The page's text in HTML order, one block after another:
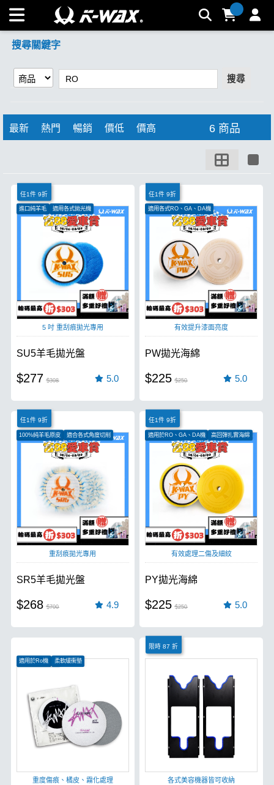
【RO】搜尋結果 | K-WAX台灣汽車美容材料
搜尋關鍵字
搜尋
最新 熱門 暢銷 價低 價高 6 商品
任1件 9折
進口純羊毛
適用各式拋光機
適合各式角度切削
5 吋 重刮痕拋光專用
SU5羊毛拋光盤
$277 $308 5.0
任1件 9折
適用各式RO、GA、DA機
白色極軟如蛋糕
低中心斜切配重
有效提升漆面亮度
PW拋光海綿
$225 $250 5.0
任1件 9折
100%純羊毛原皮
適合各式角度切削
適用於RO、DA機
重刮痕拋光專用
SR5羊毛拋光盤
$268 $700 4.9
任1件 9折
適用於RO、GA、DA機
高回彈扎實海綿
有效處理二傷及細紋
PY拋光海綿
$225 $250 5.0
適用於Ro機
柔軟緩衝墊
重度傷痕、橘皮、霧化處理
限時 87 折
各式美容機器皆可收納